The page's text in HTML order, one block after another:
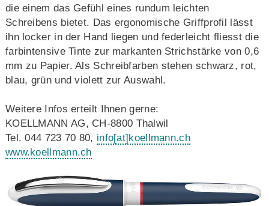
die einem das Gefühl eines rundum leichten
Schreibens bietet. Das ergonomische Griffprofil lässt
ihn locker in der Hand liegen und federleicht fliesst die
farbintensive Tinte zur markanten Strichstärke von 0,6
mm zu Papier. Als Schreibfarben stehen schwarz, rot,
blau, grün und violett zur Auswahl.
Weitere Infos erteilt Ihnen gerne:
KOELLMANN AG, CH-8800 Thalwil
Tel. 044 723 70 80, info[at]koellmann.ch
www.koellmann.ch